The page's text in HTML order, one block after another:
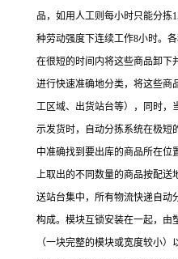
品，如用人工则每小时只能分拣
种劳动强度下连续工作8小时。
在很短的时间内将这些商品卸下
进行快速准确地分类，将这些商
工区域、出货站台等），同时，
示发货时，自动分拣系统在极短
中准确找到要出库的商品所在位
上取出的不同数量的商品按配送
送站台集中，所有物流快递自动
构成。模块互锁安装在一起，由
（一块完整的模块或宽度较小